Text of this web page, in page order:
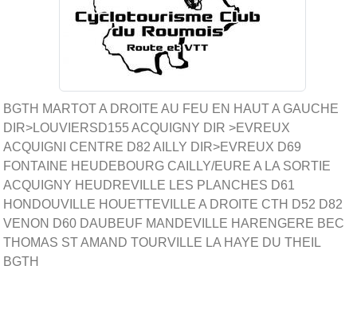
BGTH MARTOT A DROITE AU FEU EN HAUT A GAUCHE
DIR>LOUVIERSD155 ACQUIGNY DIR >EVREUX
ACQUIGNI CENTRE D82 AILLY DIR>EVREUX D69
FONTAINE HEUDEBOURG CAILLY/EURE A LA SORTIE
ACQUIGNY HEUDREVILLE LES PLANCHES D61
HONDOUVILLE HOUETTEVILLE A DROITE CTH D52 D82
VENON D60 DAUBEUF MANDEVILLE HARENGERE BEC
THOMAS ST AMAND TOURVILLE LA HAYE DU THEIL
BGTH